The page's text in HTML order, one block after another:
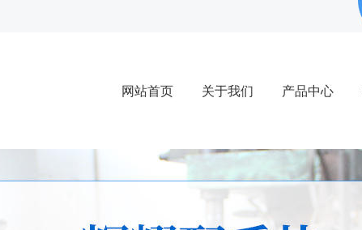
网站首页 关于我们 产品中心